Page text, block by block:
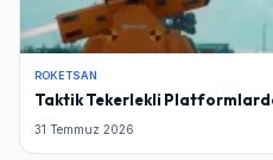
ROKETSAN
Taktik Tekerlekli Platformlarda
31 Temmuz 2026